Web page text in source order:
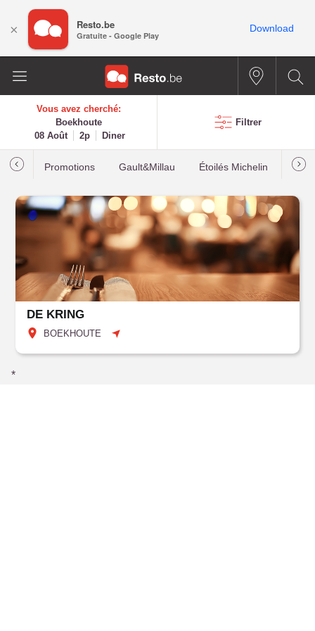
Vous avez cherché:
Boekhoute
08 Août
2p Diner
Filtrer
Promotions Gault&Millau Étoilés Michelin Les
DE KRING
BOEKHOUTE
*
× Resto.be
Gratuite - Google Play
Download